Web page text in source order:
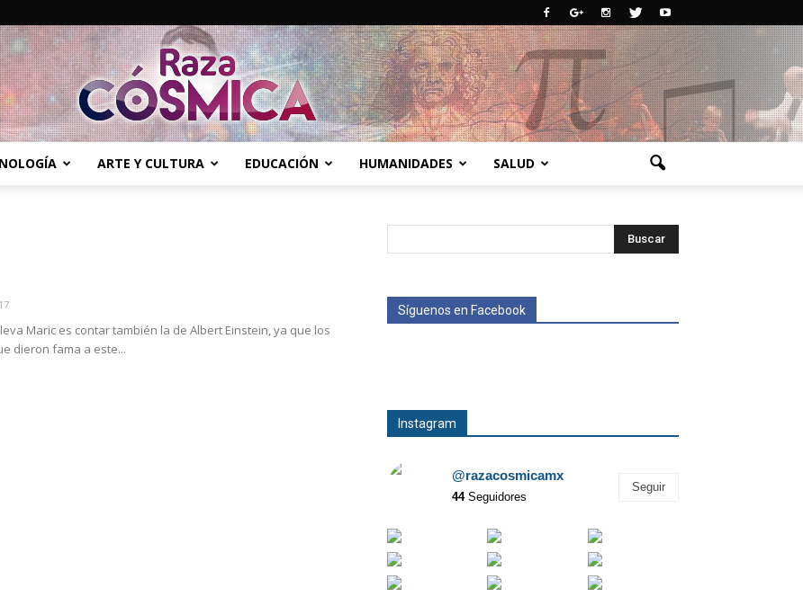
ARTE Y CULTURA EDUCACIÓN HUMANIDADES SALUD
Maric es contar también la de Albert Einstein, ya que los
dieron fama a este...
Síguenos en Facebook
Instagram
@razacosmicamx
44Seguidores
Seguir